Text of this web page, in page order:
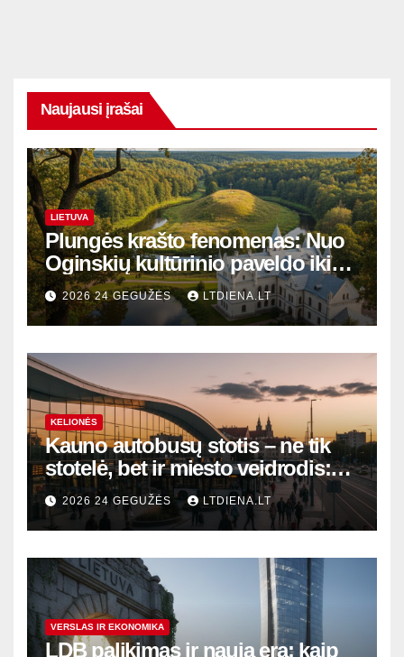
Naujausi įrašai
LIETUVA
Plungės krašto fenomenas: Nuo
Oginskių kultūrinio paveldo iki
Žemaitijos gamtos perlų
2026 24 GEGUŽĖS LTDIENA.LT
KELIONĖS
Kauno autobusų stotis – ne tik
stotelė, bet ir miesto veidrodis:
modernūs vartai į laikinąją
sostinę
2026 24 GEGUŽĖS LTDIENA.LT
VERSLAS IR EKONOMIKA
LDB palikimas ir nauja era: kaip